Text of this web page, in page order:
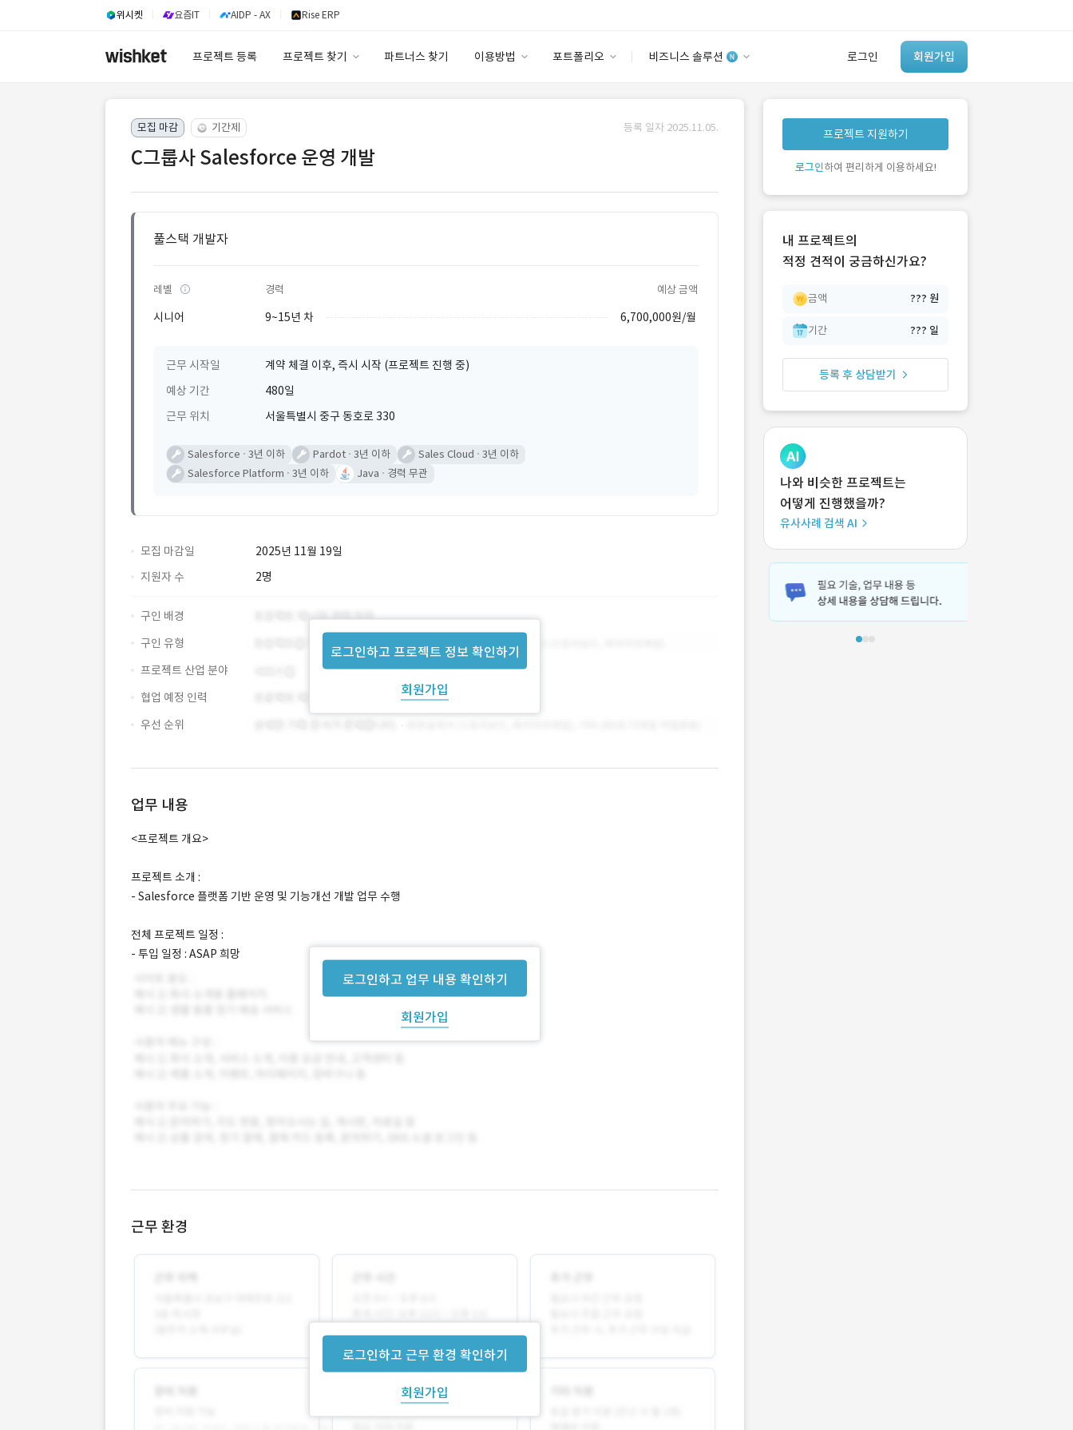
위시켓 요즘IT AIDP - AX Rise ERP
프로젝트 등록 프로젝트 찾기 파트너스 찾기 이용방법 포트폴리오 비즈니스 솔루션 로그인 회원가입
안심 코드 케어
유사사례 검색 AI
‘이런 거’ 만들어본
개발 회사 있어?
모집 마감 기간제 등록 일자 2025.11.05.
C그룹사 Salesforce 운영 개발
풀스택 개발자
레벨 경력 예상 금액
시니어 9~15년 차 6,700,000원/월
근무 시작일
계약 체결 이후, 즉시 시작 (프로젝트 진행 중)
예상 기간
480일
근무 위치
서울특별시 중구 동호로 330
Salesforce 3년 이하 Pardot 3년 이하 Sales Cloud
3년 이하
Salesforce Platform
3년 이하 Java 경력 무관
모집 마감일
2025년 11월 19일
지원자 수
2명
로그인하고 프로젝트 정보 확인하기
회원가입
구인 배경
구인 유형
프로젝트 산업 분야
협업 예정 인력
우선 순위
업무 내용
로그인하고 업무 내용 확인하기
회원가입
<프로젝트 개요>
프로젝트 소개 :
- Salesforce 플랫폼 기반 운영 및 기능개선 개발 업무 수행
전체 프로젝트 일정 :
- 투입 일정 : ASAP 희망
근무 환경
로그인하고 근무 환경 확인하기
회원가입
프로젝트 지원하기
로그인하여 편리하게 이용하세요!
내 프로젝트의
적정 견적이 궁금하신가요?
금액 ??? 원
기간 ??? 일
등록 후 상담받기
나와 비슷한 프로젝트는
어떻게 진행했을까?
유사사례 검색 AI